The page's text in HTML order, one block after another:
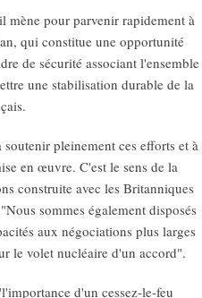
mène pour parvenir rapidement à
qui constitue une opportunité
de sécurité associant l'ensemble
une stabilisation durable de la
pleinement ces efforts et à
en œuvre. C'est le sens de la
construite avec les Britanniques
sommes également disposés
aux négociations plus larges
le volet nucléaire d'un accord".
d'un cessez-le-feu